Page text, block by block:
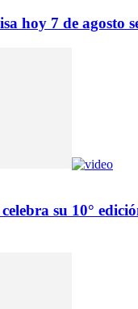
hoy 7 de agosto
su 10°